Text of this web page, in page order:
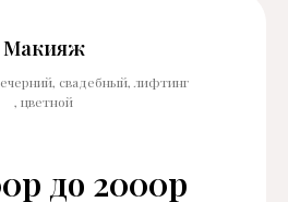
Макияж
свадебный, лифтинг
, цветной
до 2000р